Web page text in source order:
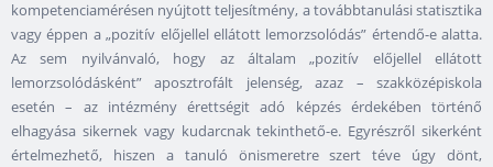
kompetenciamérésen nyújtott teljesítmény, a továbbtanulási statisztika
vagy éppen a „pozitív előjellel ellátott lemorzsolódás” értendő-e alatta.
Az sem nyilvánvaló, hogy az általam „pozitív előjellel ellátott
lemorzsolódásként” aposztrofált jelenség, azaz – szakközépiskola
esetén – az intézmény érettségit adó képzés érdekében történő
elhagyása sikernek vagy kudarcnak tekinthető-e. Egyrészről sikerként
értelmezhető, hiszen a tanuló önismeretre szert téve úgy dönt,